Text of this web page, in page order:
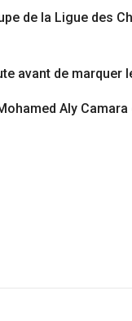
de la Ligue des
avant de marquer
Aly